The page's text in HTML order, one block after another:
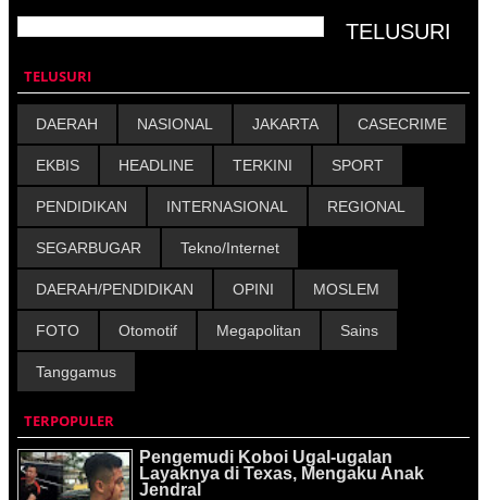
TELUSURI
DAERAH NASIONAL JAKARTA CASECRIME
EKBIS HEADLINE TERKINI SPORT
PENDIDIKAN INTERNASIONAL REGIONAL
SEGARBUGAR Tekno/Internet
DAERAH/PENDIDIKAN OPINI MOSLEM
FOTO Otomotif Megapolitan Sains
Tanggamus
TERPOPULER
Pengemudi Koboi Ugal-ugalan
Layaknya di Texas, Mengaku Anak
Jendral